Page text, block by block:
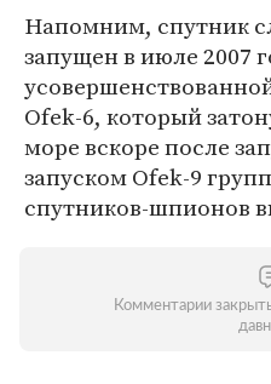
Напомним, спутник
запущен в июле 2007
Ofek-6, который
море вскоре после
запуском Ofek-9
спутников-шпионов
Комментарии